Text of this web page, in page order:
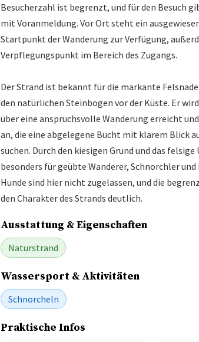
Besucherzahl ist begrenzt, und für den Besuch
mit Voranmeldung. Vor Ort steht ein
Startpunkt der Wanderung zur Verfügung,
Verpflegungspunkt im Bereich des Zugangs.
Der Strand ist bekannt für die markante
den natürlichen Steinbogen vor der Küste. Er
über eine anspruchsvolle Wanderung erreicht
an, die eine abgelegene Bucht mit klarem Blick
suchen. Durch den kiesigen Grund und das
besonders für geübte Wanderer, Schnorchler
Hunde sind hier nicht zugelassen, und die
den Charakter des Strands deutlich.
Ausstattung & Eigenschaften
Naturstrand
Wassersport & Aktivitäten
Schnorcheln
Praktische Infos